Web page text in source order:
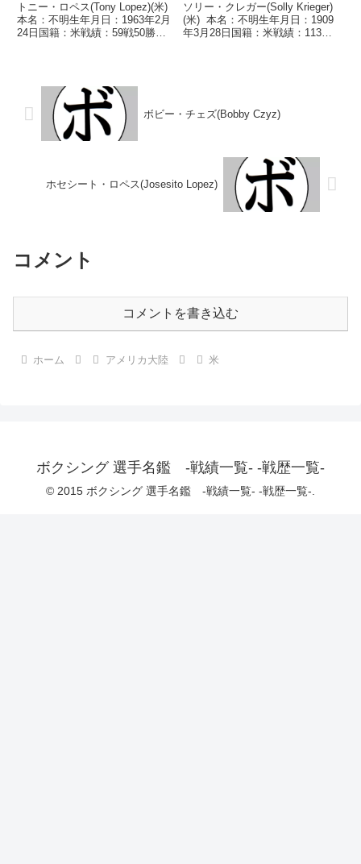
トニー・ロペス(Tony Lopez)(米)
本名：不明生年月日：1963年2月
24日国籍：米戦績：59戦50勝
級王座第7代IBF世界スーパー...
ソリー・クレガー(Solly Krieger)
(米) 本名：不明生年月日：1909
年3月28日国籍：米戦績：113戦
ボビー・チェズ(Bobby Czyz)
ホセシート・ロペス(Josesito Lopez)
コメント
コメントを書き込む
ホーム アメリカ大陸 米
ボクシング 選手名鑑 -戦績一覧- -戦歴一覧-
© 2015 ボクシング 選手名鑑 -戦績一覧- -戦歴一覧-.